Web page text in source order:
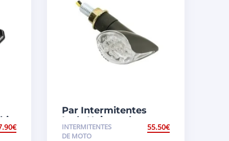
€
Par Intermitentes
Leds Universales
INTERMITENTES
DE MOTO
55.50€